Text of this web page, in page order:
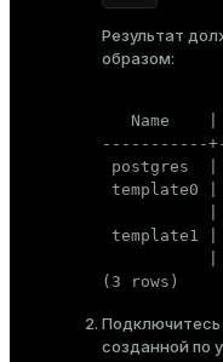
Результат
образом:
Name
-----------
postgres  |
template0
template1
(3 rows)
созданной по